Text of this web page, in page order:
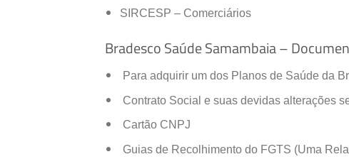
SIRCESP – Comerciários
Bradesco Saúde Samambaia –
Para adquirir um dos Planos de Saúde da
Contrato Social e suas devidas alterações
Cartão CNPJ
Guias de Recolhimento do FGTS (Uma